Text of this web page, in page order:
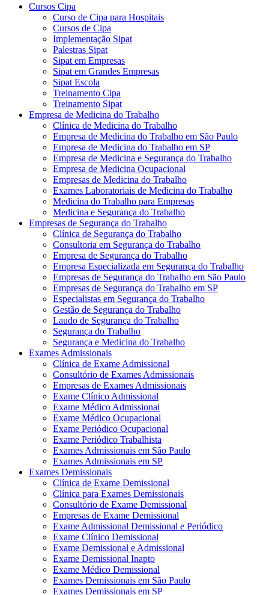
Cursos Cipa
Curso de Cipa para Hospitais
Cursos de Cipa
Implementação Sipat
Palestras Sipat
Sipat em Empresas
Sipat em Grandes Empresas
Sipat Escola
Treinamento Cipa
Treinamento Sipat
Empresa de Medicina do Trabalho
Clínica de Medicina do Trabalho
Empresa de Medicina do Trabalho em São Paulo
Empresa de Medicina do Trabalho em SP
Empresa de Medicina e Segurança do Trabalho
Empresa de Medicina Ocupacional
Empresas de Medicina do Trabalho
Exames Laboratoriais de Medicina do Trabalho
Medicina do Trabalho para Empresas
Medicina e Segurança do Trabalho
Empresas de Segurança do Trabalho
Clínica de Segurança do Trabalho
Consultoria em Segurança do Trabalho
Empresa de Segurança do Trabalho
Empresa Especializada em Segurança do Trabalho
Empresas de Segurança do Trabalho em São Paulo
Empresas de Segurança do Trabalho em SP
Especialistas em Segurança do Trabalho
Gestão de Segurança do Trabalho
Laudo de Segurança do Trabalho
Segurança do Trabalho
Segurança e Medicina do Trabalho
Exames Admissionais
Clínica de Exame Admissional
Consultório de Exames Admissionais
Empresas de Exames Admissionais
Exame Clínico Admissional
Exame Médico Admissional
Exame Médico Ocupacional
Exame Periódico Ocupacional
Exame Periódico Trabalhista
Exames Admissionais em São Paulo
Exames Admissionais em SP
Exames Demissionais
Clínica de Exame Demissional
Clínica para Exames Demissionais
Consultório de Exame Demissional
Empresas de Exame Demissional
Exame Admissional Demissional e Periódico
Exame Clínico Demissional
Exame Demissional e Admissional
Exame Demissional Inapto
Exame Médico Demissional
Exames Demissionais em São Paulo
Exames Demissionais em SP